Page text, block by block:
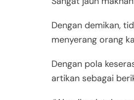
Dengan demikan,
menyerang orang
Dengan pola
artikan sebagai